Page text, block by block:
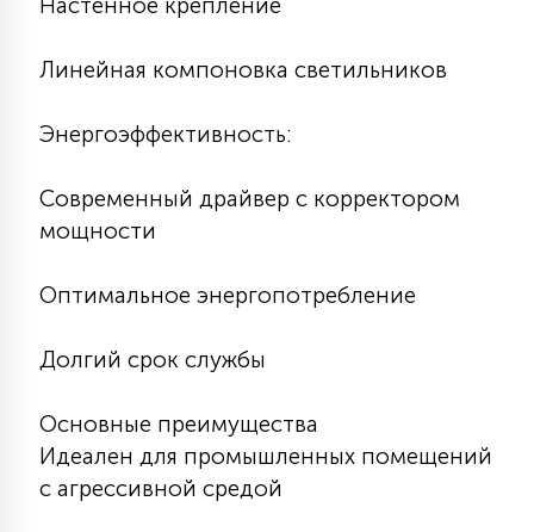
АКСЕССУАРЫ
Линейная компоновка светильников
Энергоэффективность:
Современный драйвер с корректором
мощности
Оптимальное энергопотребление
Долгий срок службы
Основные преимущества
Идеален для промышленных помещений
с агрессивной средой